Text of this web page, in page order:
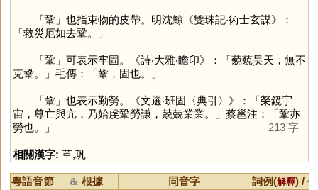
「鞏」也指束物的皮帶。明沈鯨《雙珠記‧術士玄謀》：
「救災厄如去鞏。」
「鞏」可表示牢固。《詩‧大雅‧瞻卬》：「藐藐昊天，無不
克鞏。」毛傳：「鞏，固也。」
「鞏」也表示勤勞。《文選‧班固〈典引〉》：「榮鏡宇
宙，尊亡與亢，乃始虔鞏勞謙，兢兢業業。」蔡邕注：「鞏亦
勞也。」
213 字
相關漢字: 革,巩
粵語音節 & 根據 同音字 詞例(解釋) /